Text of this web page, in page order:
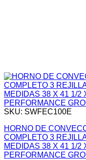
SKU: SWFEC100E
HORNO DE
COMPLETO 3
MEDIDAS 38 X 41 1/2
PERFORMANCE